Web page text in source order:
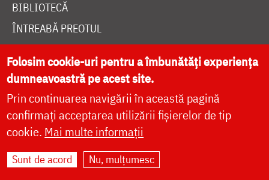
BIBLIOTECĂ
ÎNTREABĂ PREOTUL
ȘTIRI
HRAMUL SFINTEI CUVIOASE PARASCHEVA
AUTORI
PĂRINȚI DUHOVNICEȘTI
Folosim cookie-uri pentru a îmbunătăți experiența
dumneavoastră pe acest site.
Prin continuarea navigării în această pagină
confirmați acceptarea utilizării fișierelor de tip
cookie. Mai multe informații
Sunt de acord Nu, mulțumesc